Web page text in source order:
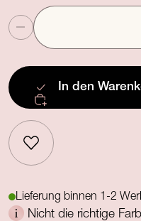
Anzahl
In den
Lieferung binnen 1-2
Nicht die richtige